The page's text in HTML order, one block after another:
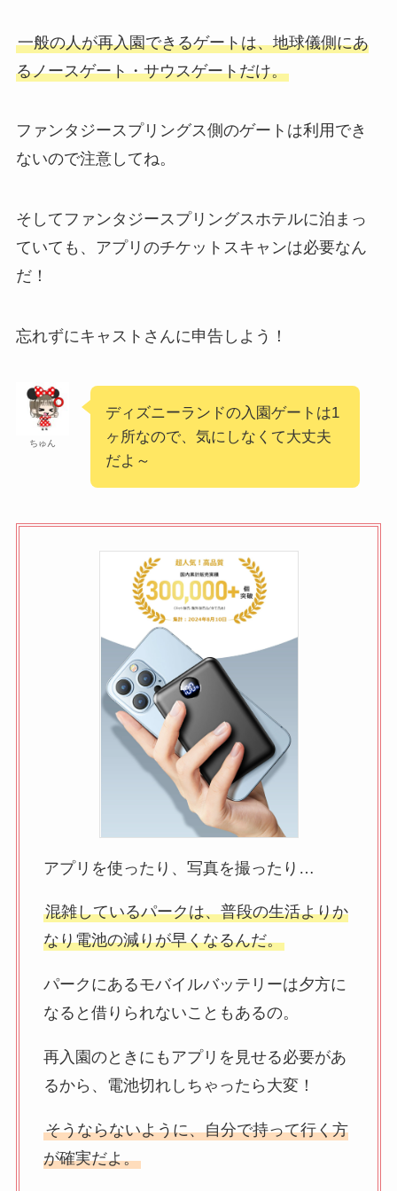
一般の人が再入園できるゲートは、地球儀側にあ
るノースゲート・サウスゲートだけ。
ファンタジースプリングス側のゲートは利用でき
ないので注意してね。
そしてファンタジースプリングスホテルに泊まっ
ていても、アプリのチケットスキャンは必要なん
だ！
忘れずにキャストさんに申告しよう！
ちゅん
ディズニーランドの入園ゲートは1
ヶ所なので、気にしなくて大丈夫
だよ～
アプリを使ったり、写真を撮ったり…
混雑しているパークは、普段の生活よりか
なり電池の減りが早くなるんだ。
パークにあるモバイルバッテリーは夕方に
なると借りられないこともあるの。
再入園のときにもアプリを見せる必要があ
るから、電池切れしちゃったら大変！
そうならないように、自分で持って行く方
が確実だよ。